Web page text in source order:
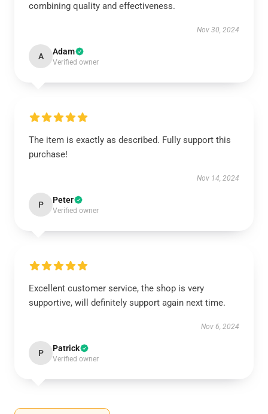
combining quality and effectiveness.
Nov 30, 2024
A Adam
Verified owner
The item is exactly as described. Fully support this
purchase!
Nov 14, 2024
P Peter
Verified owner
Excellent customer service, the shop is very
supportive, will definitely support again next time.
Nov 6, 2024
P Patrick
Verified owner